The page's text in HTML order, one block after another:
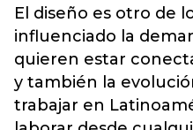
El diseño es otro de
influenciado la
quieren estar
y también la
trabajar en